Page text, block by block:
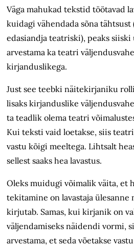
Väga mahukad tekstid töötavad
kuidagi vähendada sõna
edasiandja teatriski), peaks siiski
arvestama ka teatri
kirjanduslikega.
Just see teebki näitekirjaniku
lisaks kirjanduslike
ta teadlik olema teatri
Kui teksti vaid loetakse, siis
vastu kõigi meeltega. Lihtsalt
sellest saaks hea lavastus.
Oleks muidugi võimalik väita, et
tekitamine on lavastaja
kirjutab. Samas, kui kirjanik on
väljendamiseks näidendi vormi,
arvestama, et seda võetakse